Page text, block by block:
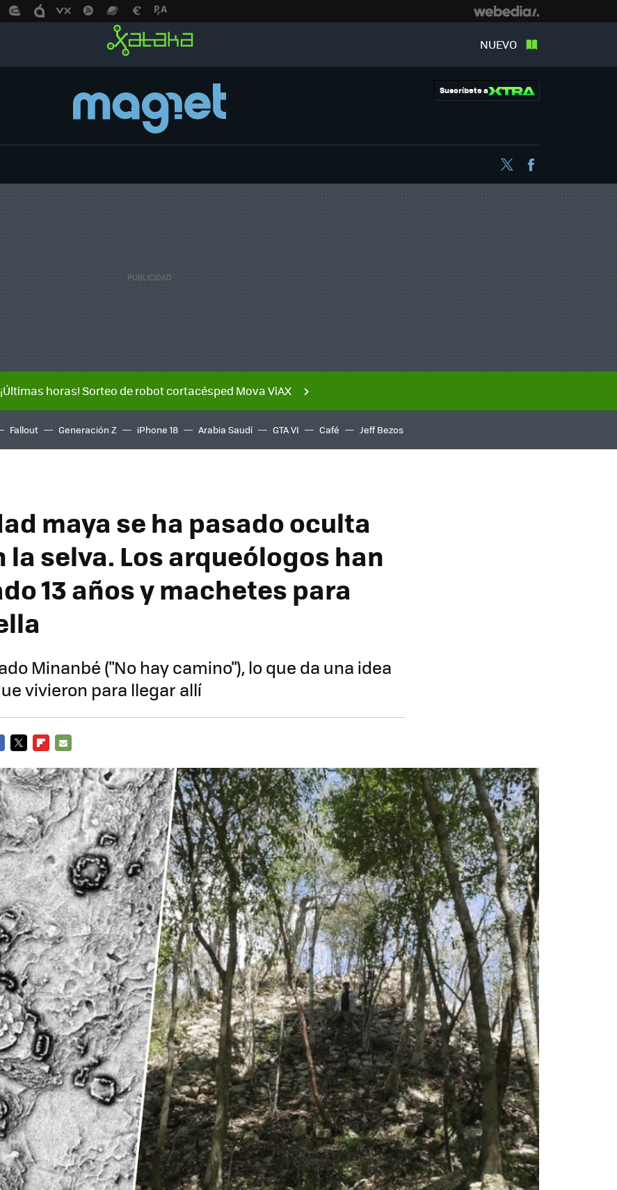
NUEVO
Suscríbete a
Twitter
horas! Sorteo de robot cortacésped Mova ViAX
Fallout Generación Z iPhone 18 Arabia Saudí GTA VI Café Jeff Bezos
maya se ha pasado oculta
la selva. Los arqueólogos han
13 años y machetes para
Minanbé ("No hay camino"), lo que da una idea
vivieron para llegar allí
MAIL